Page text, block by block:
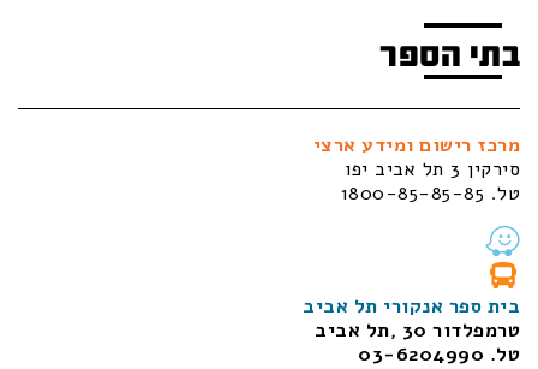
בתי הספר
מרכז רישום ומידע ארצי
סירקין 3 תל אביב יפו
טל. 1800-85-85-85
בית ספר אנקורי תל אביב
טרמפלדור 30 ,תל אביב
טל. 03-6204990